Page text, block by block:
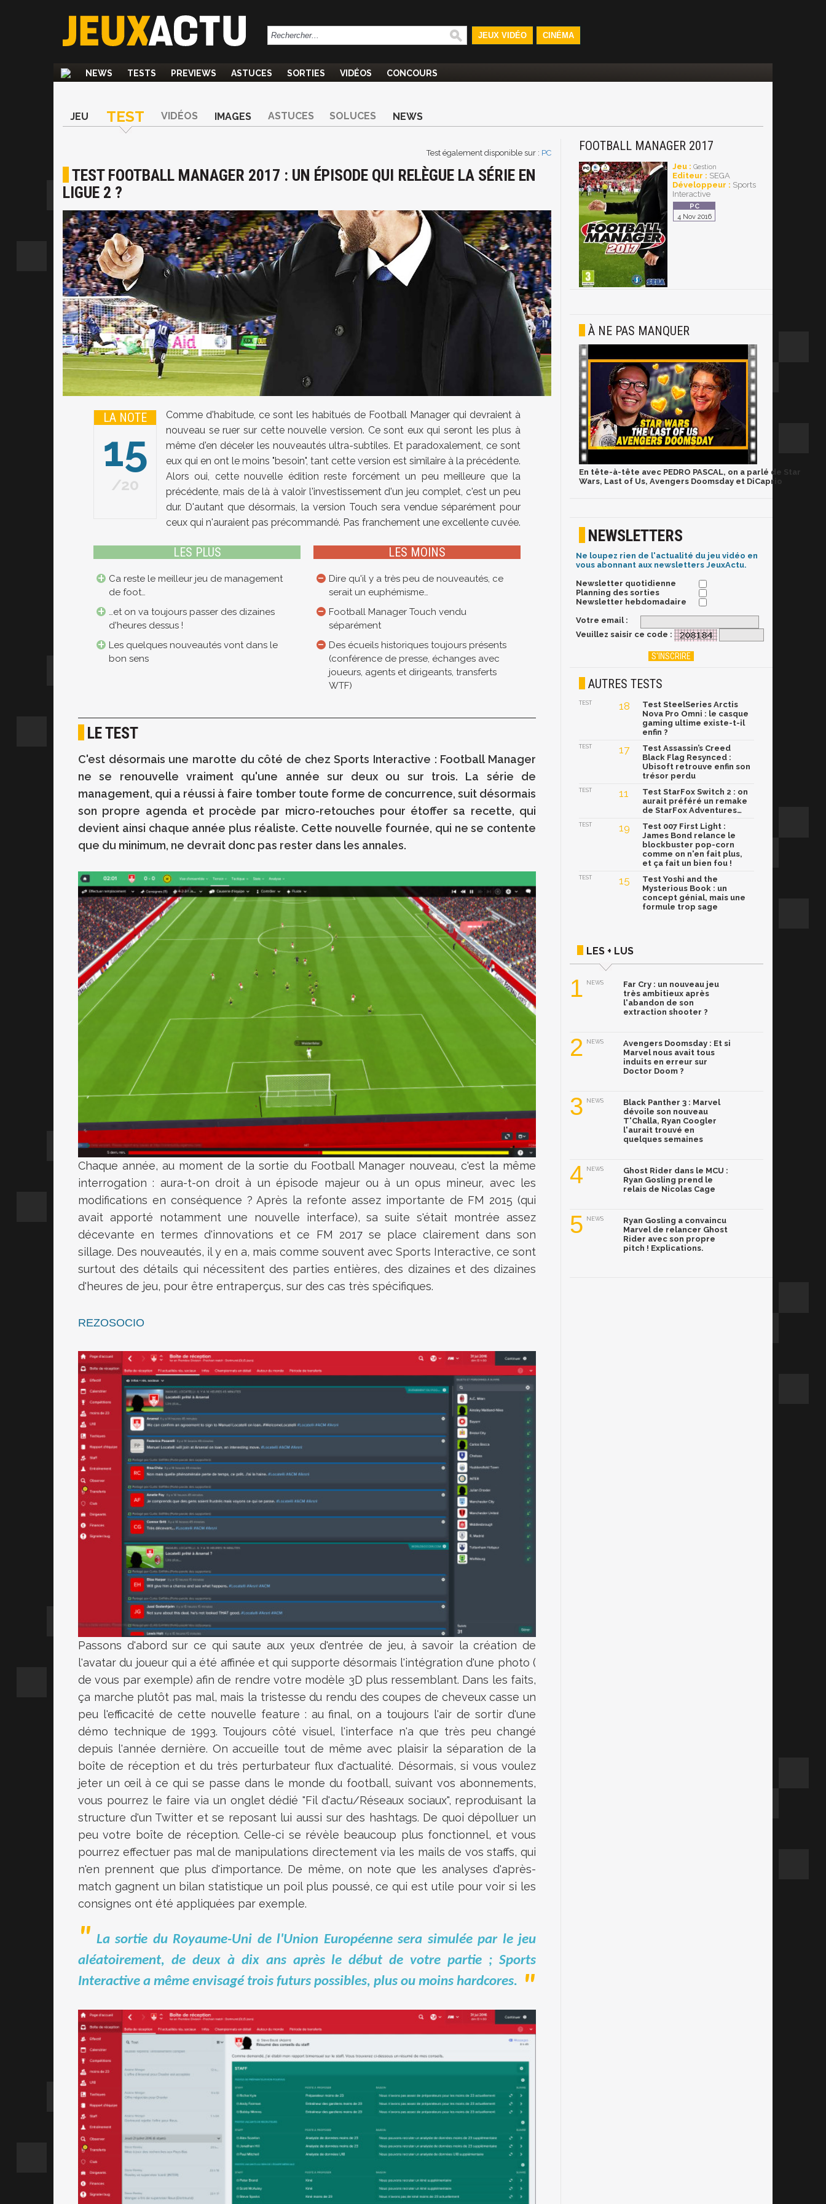
JEUX VIDÉO CINÉMA
NEWS TESTS PREVIEWS ASTUCES SORTIES VIDÉOS CONCOURS
JEU TEST VIDÉOS IMAGES ASTUCES SOLUCES NEWS
Test également disponible sur : PC
TEST FOOTBALL MANAGER 2017 : UN ÉPISODE QUI RELÈGUE LA SÉRIE EN
LIGUE 2 ?
LA NOTE
15
20
Comme d'habitude, ce sont les habitués de Football Manager qui devraient à
nouveau se ruer sur cette nouvelle version. Ce sont eux qui seront les plus à
même d'en déceler les nouveautés ultra-subtiles. Et paradoxalement, ce sont
eux qui en ont le moins "besoin", tant cette version est similaire à la précédente.
Alors oui, cette nouvelle édition reste forcément un peu meilleure que la
précédente, mais de là à valoir l'investissement d'un jeu complet, c'est un peu
dur. D'autant que désormais, la version Touch sera vendue séparément pour
ceux qui n'auraient pas précommandé. Pas franchement une excellente cuvée.
LES PLUS
Ca reste le meilleur jeu de management
de foot…
…et on va toujours passer des dizaines
d'heures dessus !
Les quelques nouveautés vont dans le
bon sens
LES MOINS
Dire qu'il y a très peu de nouveautés, ce
serait un euphémisme…
Football Manager Touch vendu
séparément
Des écueils historiques toujours présents
(conférence de presse, échanges avec
joueurs, agents et dirigeants, transferts
WTF)
LE TEST
C'est désormais une marotte du côté de chez Sports Interactive : Football Manager
ne se renouvelle vraiment qu'une année sur deux ou sur trois. La série de
management, qui a réussi à faire tomber toute forme de concurrence, suit désormais
son propre agenda et procède par micro-retouches pour étoffer sa recette, qui
devient ainsi chaque année plus réaliste. Cette nouvelle fournée, qui ne se contente
que du minimum, ne devrait donc pas rester dans les annales.
Chaque année, au moment de la sortie du Football Manager nouveau, c'est la même
interrogation : aura-t-on droit à un épisode majeur ou à un opus mineur, avec les
modifications en conséquence ? Après la refonte assez importante de FM 2015 (qui
avait apporté notamment une nouvelle interface), sa suite s'était montrée assez
décevante en termes d'innovations et ce FM 2017 se place clairement dans son
sillage. Des nouveautés, il y en a, mais comme souvent avec Sports Interactive, ce sont
surtout des détails qui nécessitent des parties entières, des dizaines et des dizaines
d'heures de jeu, pour être entraperçus, sur des cas très spécifiques.
REZOSOCIO
Passons d'abord sur ce qui saute aux yeux d'entrée de jeu, à savoir la création de
l'avatar du joueur qui a été affinée et qui supporte désormais l'intégration d'une photo (
de vous par exemple) afin de rendre votre modèle 3D plus ressemblant. Dans les faits,
ça marche plutôt pas mal, mais la tristesse du rendu des coupes de cheveux casse un
peu l'efficacité de cette nouvelle feature : au final, on a toujours l'air de sortir d'une
démo technique de 1993. Toujours côté visuel, l'interface n'a que très peu changé
depuis l'année dernière. On accueille tout de même avec plaisir la séparation de la
boîte de réception et du très perturbateur flux d'actualité. Désormais, si vous voulez
jeter un œil à ce qui se passe dans le monde du football, suivant vos abonnements,
vous pourrez le faire via un onglet dédié "Fil d'actu/Réseaux sociaux", reproduisant la
structure d'un Twitter et se reposant lui aussi sur des hashtags. De quoi dépolluer un
peu votre boîte de réception. Celle-ci se révèle beaucoup plus fonctionnel, et vous
pourrez effectuer pas mal de manipulations directement via les mails de vos staffs, qui
n'en prennent que plus d'importance. De même, on note que les analyses d'après-
match gagnent un bilan statistique un poil plus poussé, ce qui est utile pour voir si les
consignes ont été appliquées par exemple.
La sortie du Royaume-Uni de l'Union Européenne sera simulée par le jeu
aléatoirement, de deux à dix ans après le début de votre partie ; Sports
Interactive a même envisagé trois futurs possibles, plus ou moins hardcores.
FOOTBALL MANAGER 2017
Jeu : Gestion
Editeur : SEGA
Développeur : Sports
Interactive
4 Nov 2016
À NE PAS MANQUER
En tête-à-tête avec PEDRO PASCAL, on a parlé de Star
Wars, Last of Us, Avengers Doomsday et DiCaprio
NEWSLETTERS
Ne loupez rien de l'actualité du jeu vidéo en
vous abonnant aux newsletters JeuxActu.
Newsletter quotidienne
Planning des sorties
Newsletter hebdomadaire
Votre email :
Veuillez saisir ce code :
AUTRES TESTS
TEST 18
Test SteelSeries Arctis
Nova Pro Omni : le casque
gaming ultime existe-t-il
enfin ?
TEST 17
Test Assassin’s Creed
Black Flag Resynced :
Ubisoft retrouve enfin son
trésor perdu
TEST 11
Test StarFox Switch 2 : on
aurait préféré un remake
de StarFox Adventures…
TEST 19
Test 007 First Light :
James Bond relance le
blockbuster pop-corn
comme on n'en fait plus,
et ça fait un bien fou !
TEST 15
Test Yoshi and the
Mysterious Book : un
concept génial, mais une
formule trop sage
LES + LUS
1 NEWS
Far Cry : un nouveau jeu
très ambitieux après
l'abandon de son
extraction shooter ?
2 NEWS
Avengers Doomsday : Et si
Marvel nous avait tous
induits en erreur sur
Doctor Doom ?
3 NEWS
Black Panther 3 : Marvel
dévoile son nouveau
T'Challa, Ryan Coogler
l'aurait trouvé en
quelques semaines
4 NEWS
Ghost Rider dans le MCU :
Ryan Gosling prend le
relais de Nicolas Cage
5 NEWS
Ryan Gosling a convaincu
Marvel de relancer Ghost
Rider avec son propre
pitch ! Explications.